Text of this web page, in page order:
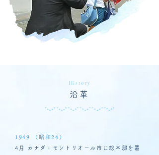
History
沿革
1949 （昭和24）
4月 カナダ・モントリオール市に総本部を置